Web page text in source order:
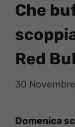
Che
Red
30
Domenica